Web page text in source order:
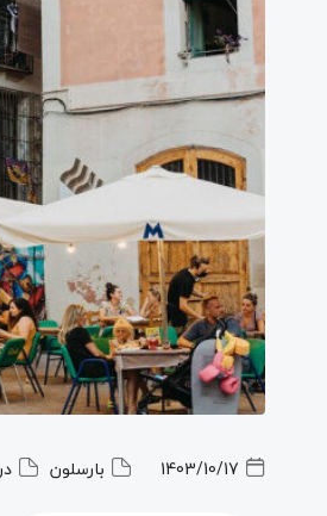
1403/10/17 بارسلون